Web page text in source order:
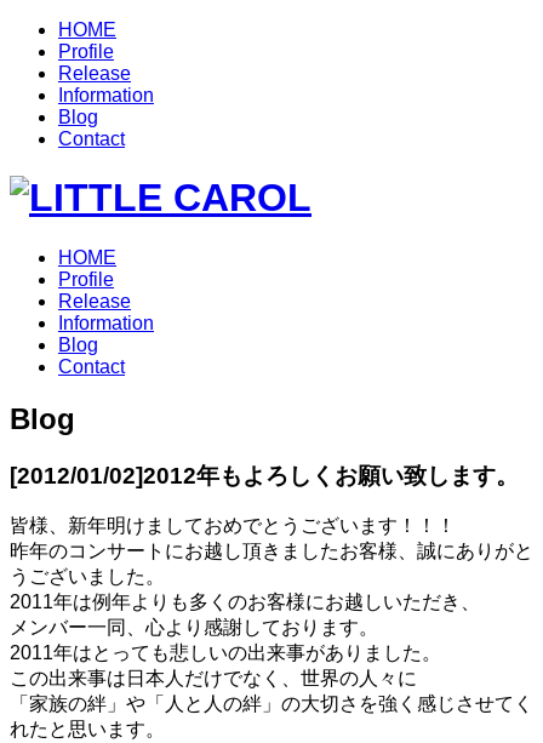
HOME
Profile
Release
Information
Blog
Contact
HOME
Profile
Release
Information
Blog
Contact
Blog
[2012/01/02]2012年もよろしくお願い致します。
皆様、新年明けましておめでとうございます！！！
昨年のコンサートにお越し頂きましたお客様、誠にありがと
うございました。
2011年は例年よりも多くのお客様にお越しいただき、
メンバー一同、心より感謝しております。
2011年はとっても悲しいの出来事がありました。
この出来事は日本人だけでなく、世界の人々に
「家族の絆」や「人と人の絆」の大切さを強く感じさせてく
れたと思います。